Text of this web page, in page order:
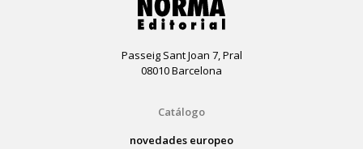
Passeig Sant Joan 7, Pral
08010 Barcelona
Catálogo
novedades europeo